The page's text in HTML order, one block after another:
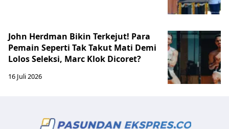
John Herdman Bikin Terkejut! Para
Pemain Seperti Tak Takut Mati Demi
Lolos Seleksi, Marc Klok Dicoret?
16 Juli 2026